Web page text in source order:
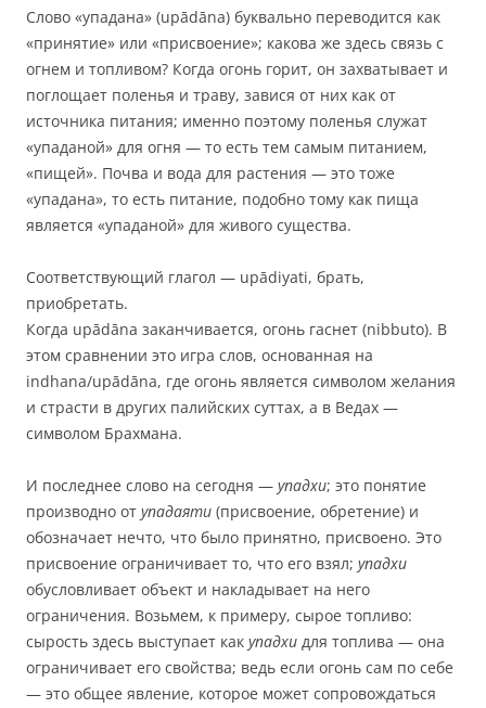
Слово «упадана» (upādāna) буквально переводится как
«принятие» или «присвоение»; какова же здесь связь с
огнем и топливом? Когда огонь горит, он захватывает и
поглощает поленья и траву, завися от них как от
источника питания; именно поэтому поленья служат
«упаданой» для огня — то есть тем самым питанием,
«пищей». Почва и вода для растения — это тоже
«упадана», то есть питание, подобно тому как пища
является «упаданой» для живого существа.
Соответствующий глагол — upādiyati, брать,
приобретать.
Когда upādāna заканчивается, огонь гаснет (nibbuto). В
этом сравнении это игра слов, основанная на
indhana/upādāna, где огонь является символом желания
и страсти в других палийских суттах, а в Ведах —
символом Брахмана.
И последнее слово на сегодня — упадхи; это понятие
производно от упадаяти (присвоение, обретение) и
обозначает нечто, что было принятно, присвоено. Это
присвоение ограничивает то, что его взял; упадхи
обусловливает объект и накладывает на него
ограничения. Возьмем, к примеру, сырое топливо:
сырость здесь выступает как упадхи для топлива — она
ограничивает его свойства; ведь если огонь сам по себе
— это общее явление, которое может сопровождаться